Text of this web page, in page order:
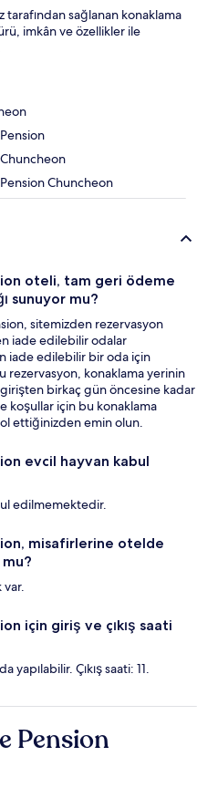
sağlanan konaklama
imkân ve özellikler ile
Chuncheon
oteli, tam geri ödeme
sunuyor mu?
sitemizden rezervasyon
iade edilebilir odalar
iade edilebilir bir oda için
rezervasyon, konaklama yerinin
girişten birkaç gün öncesine kadar
koşullar için bu konaklama
ettiğinizden emin olun.
evcil hayvan kabul
edilmemektedir.
misafirlerine otelde
var.
için giriş ve çıkış saati
yapılabilir. Çıkış saati: 11.
Pension